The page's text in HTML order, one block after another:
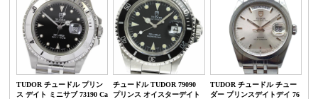
TUDOR チュードル プリン
ス デイト ミニサブ 73190 Ca
チュードル TUDOR 79090
プリンス オイスターデイト
TUDOR チュードル チュー
ダー プリンスデイトデイ 76